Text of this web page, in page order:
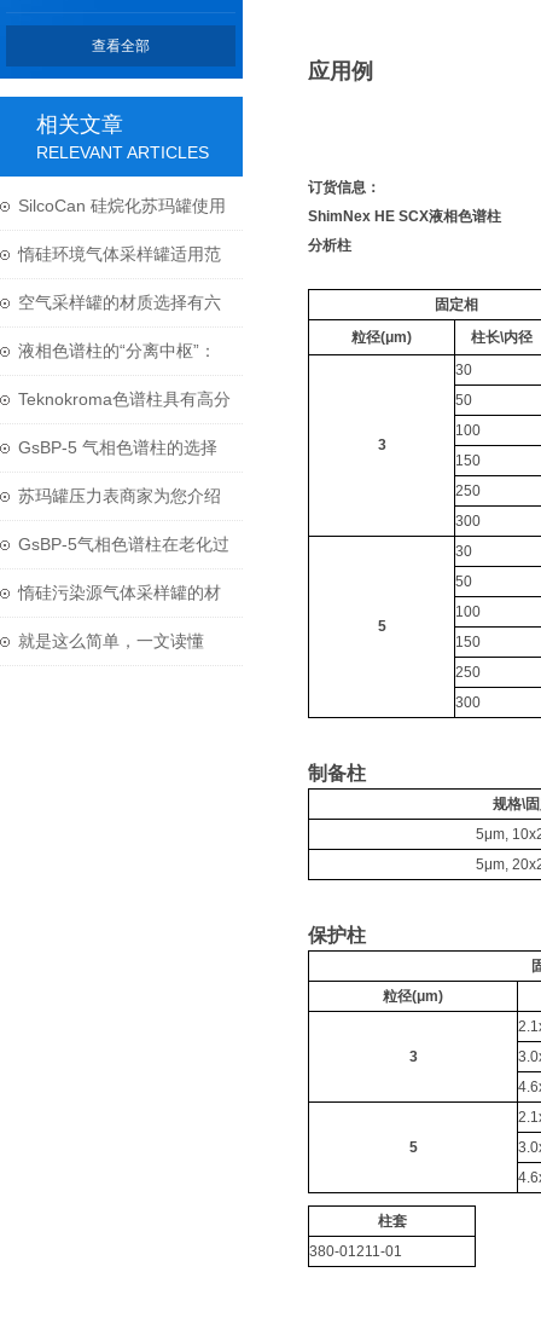
查看全部
相关文章
RELEVANT ARTICLES
SilcoCan 硅烷化苏玛罐使用
专有电抛光技术和超声工艺
惰硅环境气体采样罐适用范
围
空气采样罐的材质选择有六
点讲究
液相色谱柱的“分离中枢”：
色谱柱的微观筛分艺术
Teknokroma色谱柱具有高分
离效率和高灵敏度
GsBP-5 气相色谱柱的选择
与处理方式
苏玛罐压力表商家为您介绍
压力表的那些知识
GsBP-5气相色谱柱在老化过
程中需要注意哪些细节呢？
惰硅污染源气体采样罐的材
质是不锈钢的
就是这么简单，一文读懂
应用例
订货信息：
ShimNex HE SCX液相色谱柱
分析柱
固定相
粒径(μm)
柱长\内径
3
30
50
100
150
250
300
5
30
50
100
150
250
300
制备柱
规格\
5μm,
5μm,
保护柱
粒径(μm)
3
5
柱套
380-01211-01